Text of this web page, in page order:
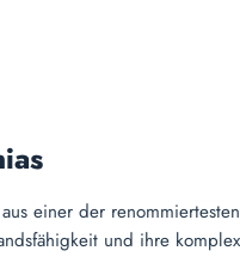
einer der
und ihre